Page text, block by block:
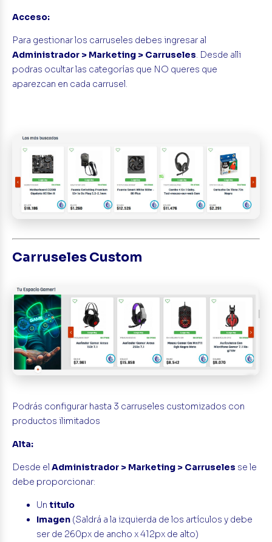
Acceso:
Para gestionar los carruseles debes ingresar al
Administrador > Marketing > Carruseles. Desde alli
podras ocultar las categorías que NO queres que
aparezcan en cada carrusel.
Carruseles Custom
Podrás configurar hasta 3 carruseles customizados con
productos ilimitados
Alta:
Desde el Administrador > Marketing > Carruseles se le
debe proporcionar:
Un titulo
Imagen (Saldrá a la izquierda de los artículos y debe
ser de 260px de ancho x 412px de alto)